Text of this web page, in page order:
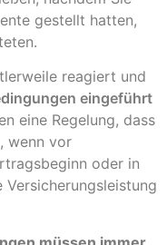
gestellt hatten,
reagiert und
eingeführt
eine Regelung, dass
wenn vor
oder in